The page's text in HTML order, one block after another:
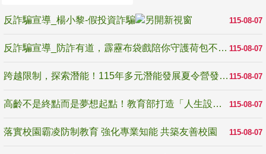
115-08-07
反詐騙宣導_楊小黎-假投資詐騙
115-08-07
反詐騙宣導_防詐有道，霹靂布袋戲陪你守護荷包不受騙
115-08-07
跨越限制，探索潛能！115年多元潛能發展夏令營發掘生命無限可能
115-08-07
高齡不是終點而是夢想起點！教育部打造「人生設計夢工場」 參展第3屆高齡健康產業博覽會
115-08-07
落實校園霸凌防制教育 強化專業知能 共築友善校園